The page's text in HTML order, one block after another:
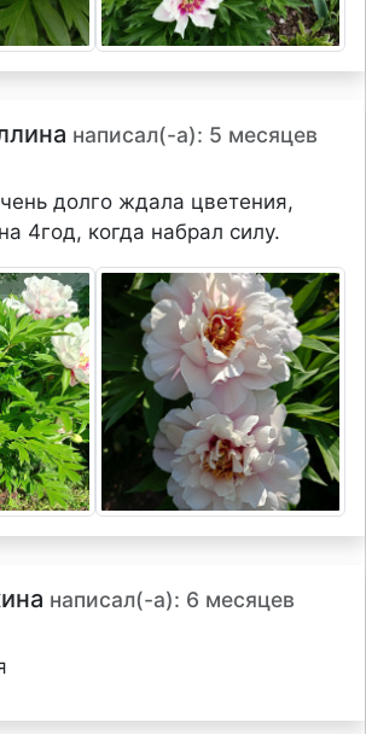
написал(-а): 5 месяцев
долго ждала цветения,
4год, когда набрал силу.
написал(-а): 6 месяцев